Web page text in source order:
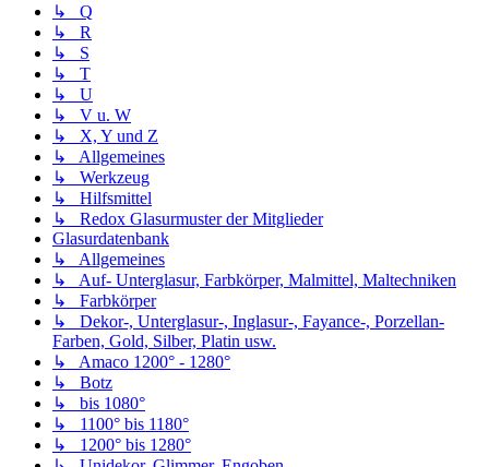
↳ Q
↳ R
↳ S
↳ T
↳ U
↳ V u. W
↳ X, Y und Z
↳ Allgemeines
↳ Werkzeug
↳ Hilfsmittel
↳ Redox Glasurmuster der Mitglieder
Glasurdatenbank
↳ Allgemeines
↳ Auf- Unterglasur, Farbkörper, Malmittel, Maltechniken
↳ Farbkörper
↳ Dekor-, Unterglasur-, Inglasur-, Fayance-, Porzellan-
Farben, Gold, Silber, Platin usw.
↳ Amaco 1200° - 1280°
↳ Botz
↳ bis 1080°
↳ 1100° bis 1180°
↳ 1200° bis 1280°